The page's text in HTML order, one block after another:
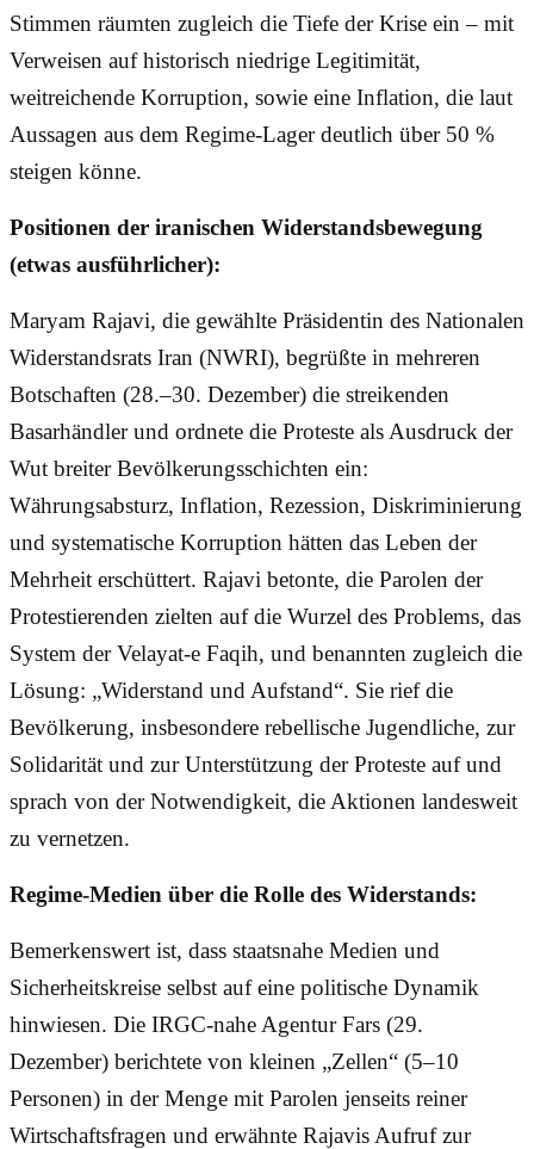
Stimmen räumten zugleich die Tiefe der Krise ein – mit
Verweisen auf historisch niedrige Legitimität,
weitreichende Korruption, sowie eine Inflation, die laut
Aussagen aus dem Regime-Lager deutlich über 50 %
steigen könne.
Positionen der iranischen Widerstandsbewegung
(etwas ausführlicher):
Maryam Rajavi, die gewählte Präsidentin des Nationalen
Widerstandsrats Iran (NWRI), begrüßte in mehreren
Botschaften (28.–30. Dezember) die streikenden
Basarhändler und ordnete die Proteste als Ausdruck der
Wut breiter Bevölkerungsschichten ein:
Währungsabsturz, Inflation, Rezession, Diskriminierung
und systematische Korruption hätten das Leben der
Mehrheit erschüttert. Rajavi betonte, die Parolen der
Protestierenden zielten auf die Wurzel des Problems, das
System der Velayat-e Faqih, und benannten zugleich die
Lösung: „Widerstand und Aufstand“. Sie rief die
Bevölkerung, insbesondere rebellische Jugendliche, zur
Solidarität und zur Unterstützung der Proteste auf und
sprach von der Notwendigkeit, die Aktionen landesweit
zu vernetzen.
Regime-Medien über die Rolle des Widerstands:
Bemerkenswert ist, dass staatsnahe Medien und
Sicherheitskreise selbst auf eine politische Dynamik
hinwiesen. Die IRGC-nahe Agentur Fars (29.
Dezember) berichtete von kleinen „Zellen“ (5–10
Personen) in der Menge mit Parolen jenseits reiner
Wirtschaftsfragen und erwähnte Rajavis Aufruf zur